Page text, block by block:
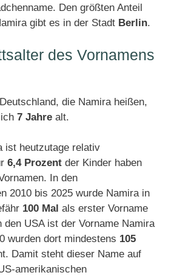
Den größten Anteil
gibt es in der Stadt Berlin.
des Vornamens
die Namira heißen,
7 Jahre alt.
ist heutzutage relativ
6,4 Prozent der Kinder haben
In den
2010 bis 2025 wurde Namira in
100 Mal als erster Vorname
den USA ist der Vorname Namira
wurden dort mindestens 105
Damit steht dieser Name auf
amerikanischen